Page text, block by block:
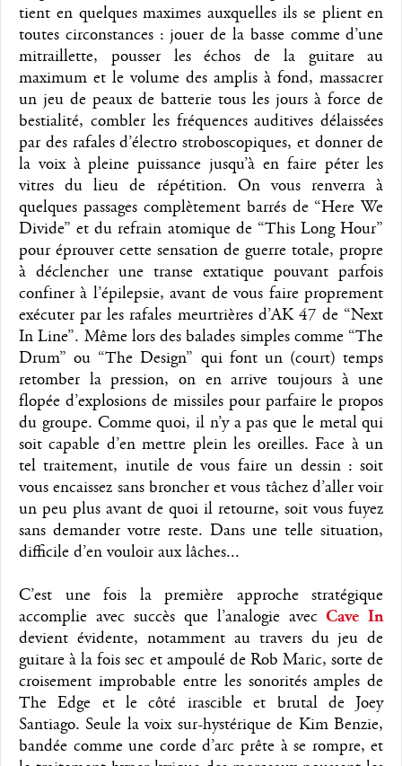
tient en quelques maximes auxquelles ils se plient en
toutes circonstances : jouer de la basse comme d’une
mitraillette, pousser les échos de la guitare au
maximum et le volume des amplis à fond, massacrer
un jeu de peaux de batterie tous les jours à force de
bestialité, combler les fréquences auditives délaissées
par des rafales d’électro stroboscopiques, et donner de
la voix à pleine puissance jusqu’à en faire péter les
vitres du lieu de répétition. On vous renverra à
quelques passages complètement barrés de “Here We
Divide” et du refrain atomique de “This Long Hour”
pour éprouver cette sensation de guerre totale, propre
à déclencher une transe extatique pouvant parfois
confiner à l’épilepsie, avant de vous faire proprement
exécuter par les rafales meurtrières d’AK 47 de “Next
In Line”. Même lors des balades simples comme “The
Drum” ou “The Design” qui font un (court) temps
retomber la pression, on en arrive toujours à une
flopée d’explosions de missiles pour parfaire le propos
du groupe. Comme quoi, il n’y a pas que le metal qui
soit capable d’en mettre plein les oreilles. Face à un
tel traitement, inutile de vous faire un dessin : soit
vous encaissez sans broncher et vous tâchez d’aller voir
un peu plus avant de quoi il retourne, soit vous fuyez
sans demander votre reste. Dans une telle situation,
difficile d’en vouloir aux lâches...
C’est une fois la première approche stratégique
accomplie avec succès que l’analogie avecCave In
devient évidente, notamment au travers du jeu de
guitare à la fois sec et ampoulé de Rob Maric, sorte de
croisement improbable entre les sonorités amples de
The Edge et le côté irascible et brutal de Joey
Santiago. Seule la voix sur-hystérique de Kim Benzie,
bandée comme une corde d’arc prête à se rompre, et